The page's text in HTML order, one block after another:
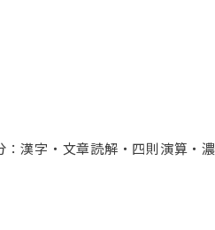
：漢字・文章読解・四則演算・